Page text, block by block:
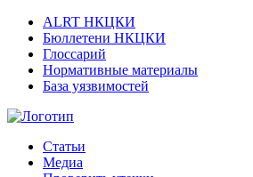
ALRT НКЦКИ
Бюллетени НКЦКИ
Глоссарий
Нормативные материалы
База уязвимостей
Статьи
Медиа